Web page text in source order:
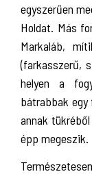
egyszerűen
Holdat. Más
Markaláb,
(farkasszerű,
helyen a
bátrabbak
annak
épp megeszik.